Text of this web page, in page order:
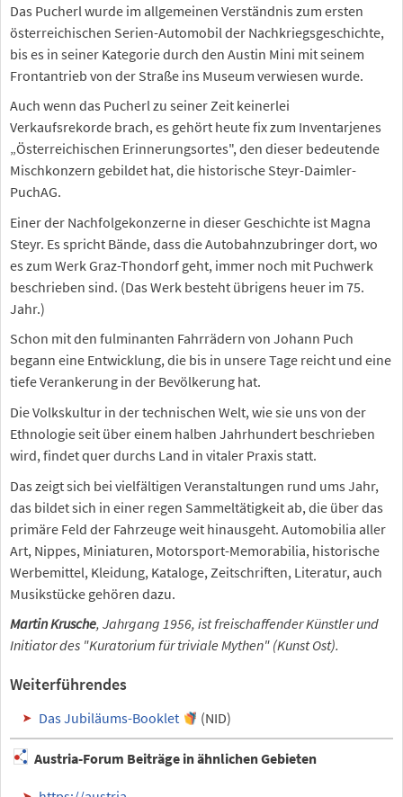
Das Pucherl wurde im allgemeinen Verständnis zum ersten
österreichischen Serien-Automobil der Nachkriegsgeschichte,
bis es in seiner Kategorie durch den Austin Mini mit seinem
Frontantrieb von der Straße ins Museum verwiesen wurde.
Auch wenn das Pucherl zu seiner Zeit keinerlei
Verkaufsrekorde brach, es gehört heute fix zum Inventarjenes
„Österreichischen Erinnerungsortes", den dieser bedeutende
Mischkonzern gebildet hat, die historische Steyr-Daimler-
PuchAG.
Einer der Nachfolgekonzerne in dieser Geschichte ist Magna
Steyr. Es spricht Bände, dass die Autobahnzubringer dort, wo
es zum Werk Graz-Thondorf geht, immer noch mit Puchwerk
beschrieben sind. (Das Werk besteht übrigens heuer im 75.
Jahr.)
Schon mit den fulminanten Fahrrädern von Johann Puch
begann eine Entwicklung, die bis in unsere Tage reicht und eine
tiefe Verankerung in der Bevölkerung hat.
Die Volkskultur in der technischen Welt, wie sie uns von der
Ethnologie seit über einem halben Jahrhundert beschrieben
wird, findet quer durchs Land in vitaler Praxis statt.
Das zeigt sich bei vielfältigen Veranstaltungen rund ums Jahr,
das bildet sich in einer regen Sammeltätigkeit ab, die über das
primäre Feld der Fahrzeuge weit hinausgeht. Automobilia aller
Art, Nippes, Miniaturen, Motorsport-Memorabilia, historische
Werbemittel, Kleidung, Kataloge, Zeitschriften, Literatur, auch
Musikstücke gehören dazu.
Martin Krusche, Jahrgang 1956, ist freischaffender Künstler und
Initiator des "Kuratorium für triviale Mythen" (Kunst Ost).
Weiterführendes
Das Jubiläums-Booklet (NID)
Austria-Forum Beiträge in ähnlichen Gebieten